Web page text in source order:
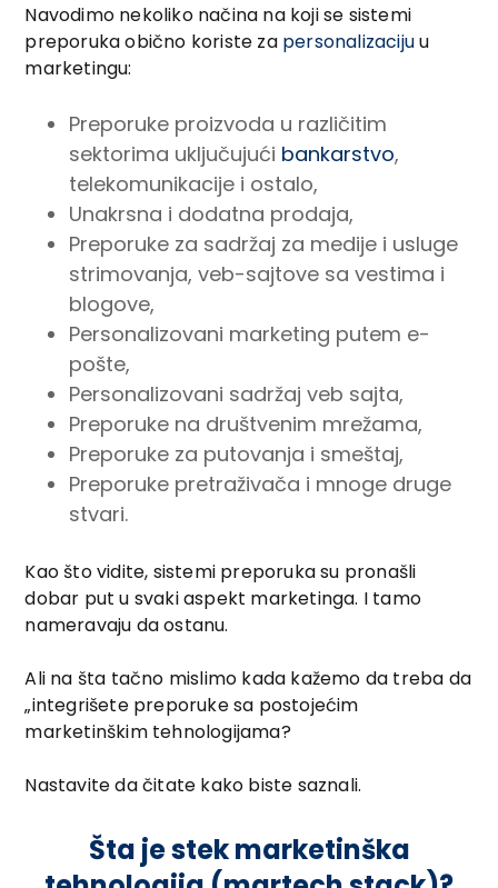
Navodimo nekoliko načina na koji se sistemi
preporuka obično koriste za personalizacijuu
marketingu:
Preporuke proizvoda u različitim
sektorima uključujući bankarstvo,
telekomunikacije i ostalo,
Unakrsna i dodatna prodaja,
Preporuke za sadržaj za medije i usluge
strimovanja, veb-sajtove sa vestima i
blogove,
Personalizovani marketing putem e-
pošte,
Personalizovani sadržaj veb sajta,
Preporuke na društvenim mrežama,
Preporuke za putovanja i smeštaj,
Preporuke pretraživača i mnoge druge
stvari.
Kao što vidite, sistemi preporuka su pronašli
dobar put u svaki aspekt marketinga. I tamo
nameravaju da ostanu.
Ali na šta tačno mislimo kada kažemo da treba da
„integrišete preporuke sa postojećim
marketinškim tehnologijama?
Nastavite da čitate kako biste saznali.
Šta je stek marketinška